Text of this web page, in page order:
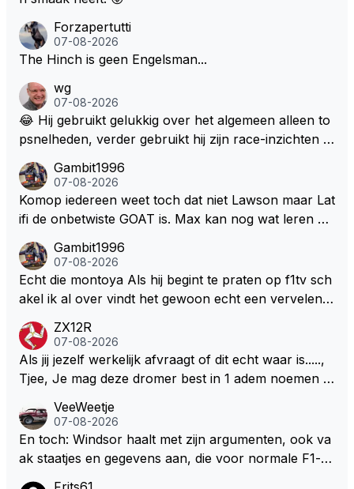
Forzapertutti
07-08-2026
The Hinch is geen Engelsman...
wg
07-08-2026
😂 Hij gebruikt gelukkig over het algemeen alleen to
psnelheden, verder gebruikt hij zijn race-inzichten q
een bocht zegt helemaal niets, dus wat dat betreft h
eeft hij sowieso gelijk 😂.
Gambit1996
07-08-2026
Komop iedereen weet toch dat niet Lawson maar Lat
ifi de onbetwiste GOAT is. Max kan nog wat leren va
milton, hahahaha. Latifi pakt ze allemaal met de oge
n dicht met als onbetwiste nummer 2 of GOATINES
S Lawson natuurlijk 😂😂😂😂😂
Gambit1996
07-08-2026
Echt die montoya Als hij begint te praten op f1tv sch
akel ik al over vindt het gewoon echt een vervelend
weet 🤮🤮
ZX12R
07-08-2026
Als jij jezelf werkelijk afvraagt of dit echt waar is.....,
Tjee, Je mag deze dromer best in 1 adem noemen m
aar voordragen uit eigen geest. Kan mij voorstellen d
at je het leuk vindt sprookjes te luisteren maar heb jij
jezelf dan ook wel eens afgevraagd of de dappere b
VeeWeetje
07-08-2026
En toch: Windsor haalt met zijn argumenten, ook va
ak staatjes en gegevens aan, die voor normale F1-fa